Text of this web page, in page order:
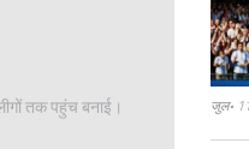
तक पहुंच बनाई।
जुल॰